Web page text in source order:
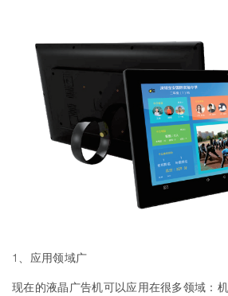
1、应用领域广
现在的液晶广告机可以应用在很多领域：